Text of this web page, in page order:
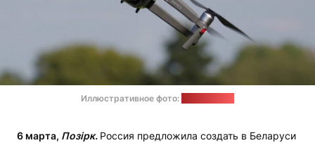
Иллюстративное фото:
6 марта, Позірк. Россия предложила создать в Беларуси